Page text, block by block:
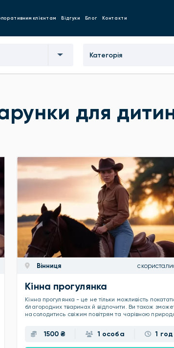
клієнтам Відгуки Блог Контакти
Категорія
для
Вінниця
Кінна прогулянка
Кінна прогулянка - це не тільки можливість
благородних тваринах й відпочити. Ви також
насолодитись свіжим повітрям та чарівною
1500 ₴ 1 особа 1 год